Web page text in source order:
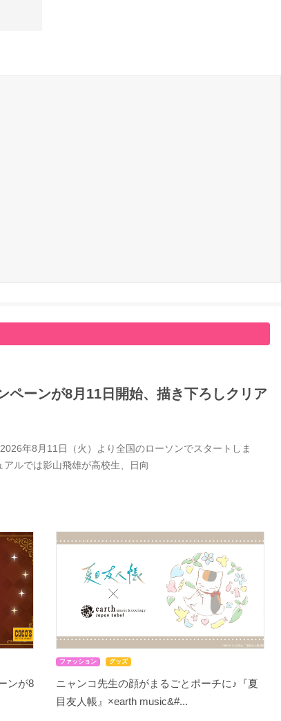
ーンが8月11日開始、描き下ろしクリア
年8月11日（火）より全国のローソンでスタートしま
ルでは影山飛雄が高校生、日向
ンが8
ファッション グッズ
ニャンコ先生の顔がまるごとポーチに♪『夏
目友人帳』×earth music&#...